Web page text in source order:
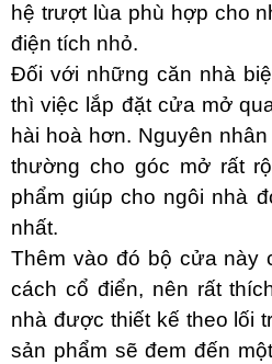
hệ trượt lùa phù hợp cho
điện tích nhỏ.
Đối với những căn nhà
thì việc lắp đặt cửa mở
hài hoà hơn. Nguyên
thường cho góc mở rất
phẩm giúp cho ngôi nhà
nhất.
Thêm vào đó bộ cửa này
cách cổ điển, nên rất
nhà được thiết kế theo lối
sản phẩm sẽ đem đến